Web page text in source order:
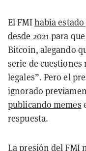
El FMIhabía
desde 2021para
Bitcoin, alegando
serie de
legales”. Pero el
ignorado
publicando memes
respuesta.
La presión del FMI